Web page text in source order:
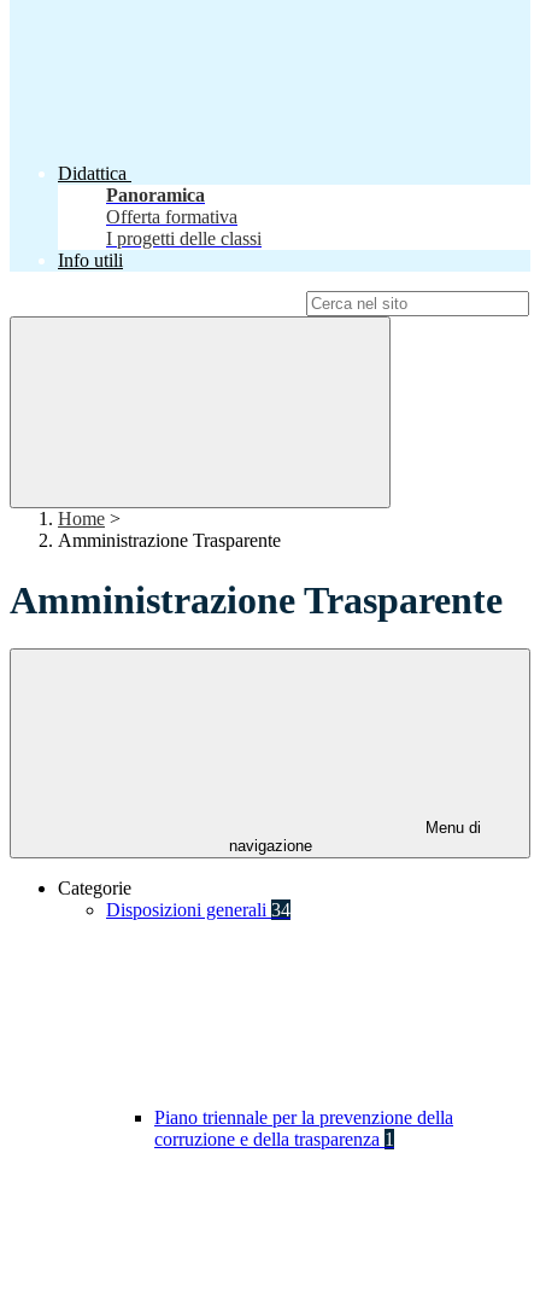
Didattica
Panoramica
Offerta formativa
I progetti delle classi
Info utili
Home >
Amministrazione Trasparente
Amministrazione Trasparente
Menu di
navigazione
Categorie
Disposizioni generali 34
Piano triennale per la prevenzione della
corruzione e della trasparenza 1